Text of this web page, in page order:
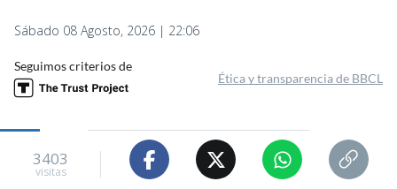
Sábado 08 Agosto, 2026 | 22:06
Seguimos criterios de
Ética y transparencia de BBCL
3403
visitas